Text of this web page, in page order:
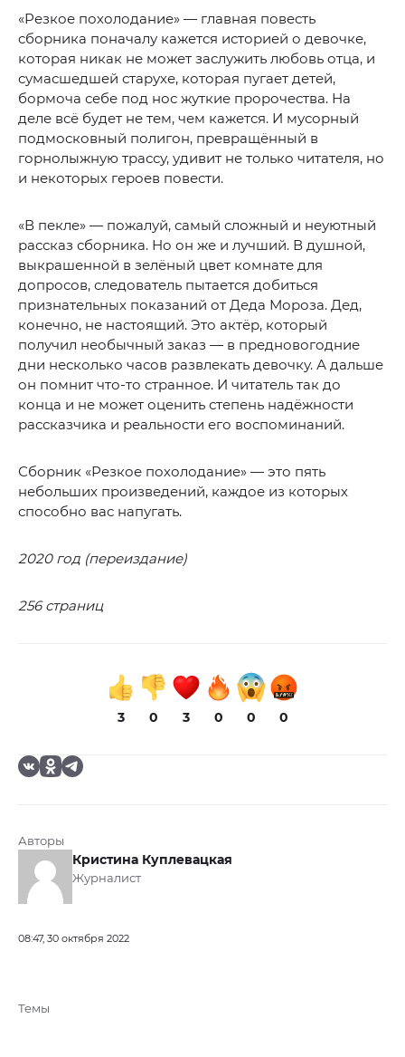
«Резкое похолодание» — главная повесть
сборника поначалу кажется историей о девочке,
которая никак не может заслужить любовь отца, и
сумасшедшей старухе, которая пугает детей,
бормоча себе под нос жуткие пророчества. На
деле всё будет не тем, чем кажется. И мусорный
подмосковный полигон, превращённый в
горнолыжную трассу, удивит не только читателя, но
и некоторых героев повести.
«В пекле» — пожалуй, самый сложный и неуютный
рассказ сборника. Но он же и лучший. В душной,
выкрашенной в зелёный цвет комнате для
допросов, следователь пытается добиться
признательных показаний от Деда Мороза. Дед,
конечно, не настоящий. Это актёр, который
получил необычный заказ — в предновогодние
дни несколько часов развлекать девочку. А дальше
он помнит что-то странное. И читатель так до
конца и не может оценить степень надёжности
рассказчика и реальности его воспоминаний.
Сборник «Резкое похолодание» — это пять
небольших произведений, каждое из которых
способно вас напугать.
2020 год (переиздание)
256 страниц
3 0 3 0 0 0
Авторы
Кристина Куплевацкая
Журналист
08:47, 30 октября 2022
Темы